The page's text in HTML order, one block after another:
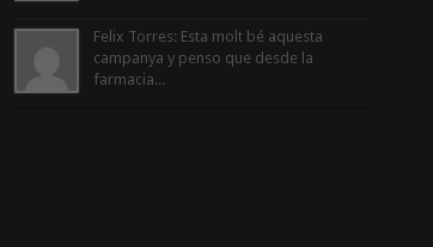
Felix Torres: Esta molt bé aquesta
campanya y penso que desde la
farmacia...